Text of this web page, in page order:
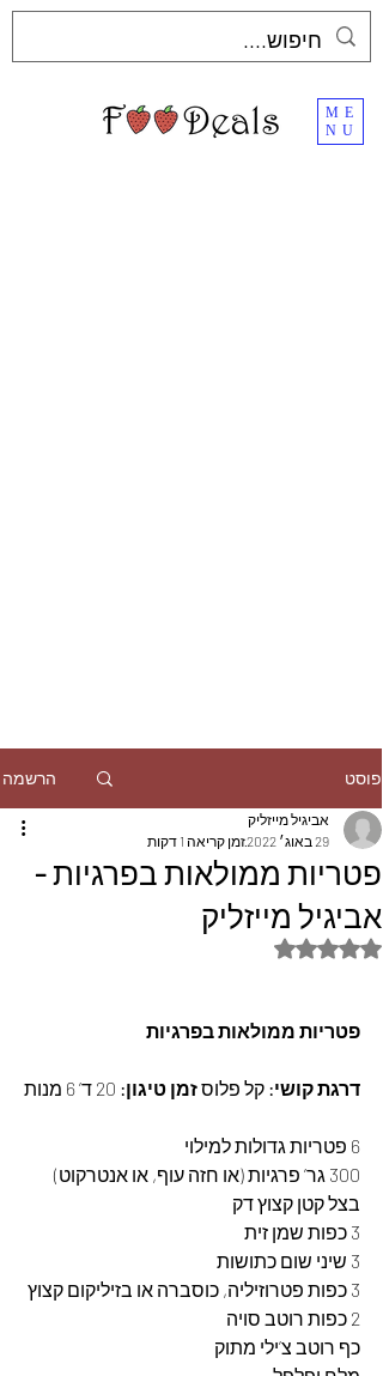
ME
NU
פוסט הרשמה
פטריות ממולאות בפרגיות -
אביגיל מייזליק
אביגיל מייזליק
29 באוג׳ 2022
זמן קריאה 1 דקות
דירוג של NaN מתוך 5 כוכבים
פטריות ממולאות בפרגיות
דרגת קושי: קל פלוס זמן טיגון:
6 פטריות גדולות למילוי
300 גר’ פרגיות (או חזה עוף, או אנטרקוט)
בצל קטן קצוץ דק
3 כפות שמן זית
3 שיני שום כתושות
3 כפות פטרוזיליה, כוסברה או בזיליקום קצוץ
2 כפות רוטב סויה
כף רוטב צ’ילי מתוק